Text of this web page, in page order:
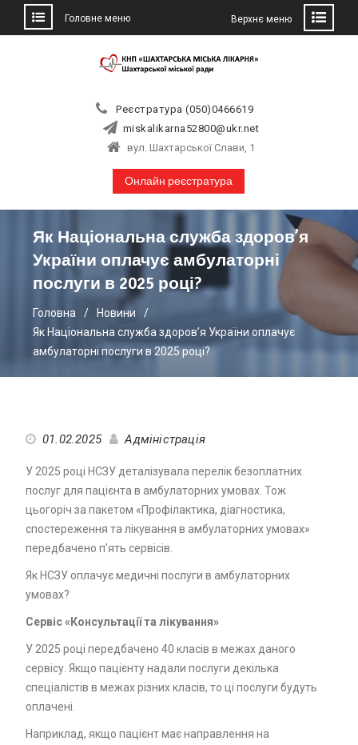
Головне меню Верхнє меню
Реєстратура (050)0466619
miskalikarna52800@ukr.net
вул. Шахтарської Слави, 1
Онлайн реєстратура
Як Національна служба здоров’я
України оплачує амбулаторні
послуги в 2025 році?
Головна
Новини
Як Національна служба здоров’я України оплачує
амбулаторні послуги в 2025 році?
01.02.2025 Адміністрація
У 2025 році НСЗУ деталізувала перелік безоплатних
послуг для пацієнта в амбулаторних умовах. Тож
цьогоріч за пакетом «Профілактика, діагностика,
спостереження та лікування в амбулаторних умовах»
передбачено п’ять сервісів.
Як НСЗУ оплачує медичні послуги в амбулаторних
умовах?
Сервіс «Консультації та лікування»
У 2025 році передбачено 40 класів в межах даного
сервісу. Якщо пацієнту надали послуги декілька
спеціалістів в межах різних класів, то ці послуги будуть
оплачені.
Наприклад, якщо пацієнт має направлення на